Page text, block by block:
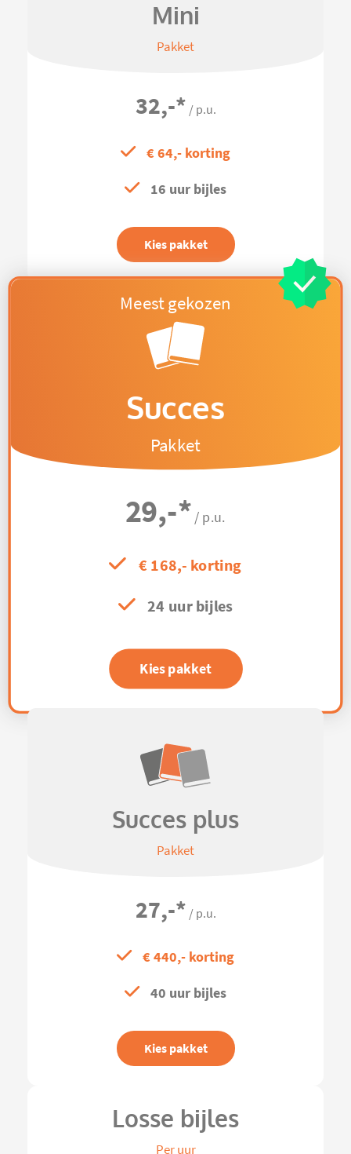
Mini
Pakket
32,-* / p.u.
€ 64,- korting
16 uur bijles
Kies pakket
Succes
Pakket
29,-* / p.u.
€ 168,- korting
24 uur bijles
Kies pakket
Succes plus
Pakket
27,-* / p.u.
€ 440,- korting
40 uur bijles
Kies pakket
Losse bijles
Per uur